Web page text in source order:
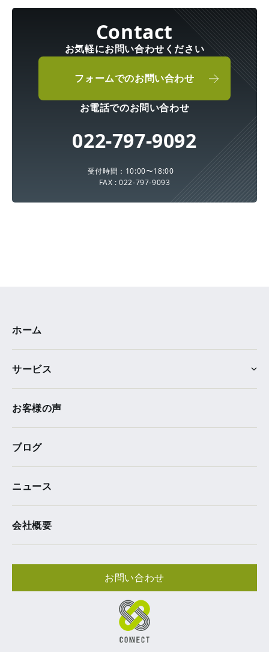
お気軽にお問い合わせください
フォームでのお問い合わせ
お電話でのお問い合わせ
022-797-9092
受付時間：10:00〜18:00
FAX : 022-797-9093
ホーム
サービス
お客様の声
ブログ
ニュース
会社概要
お問い合わせ